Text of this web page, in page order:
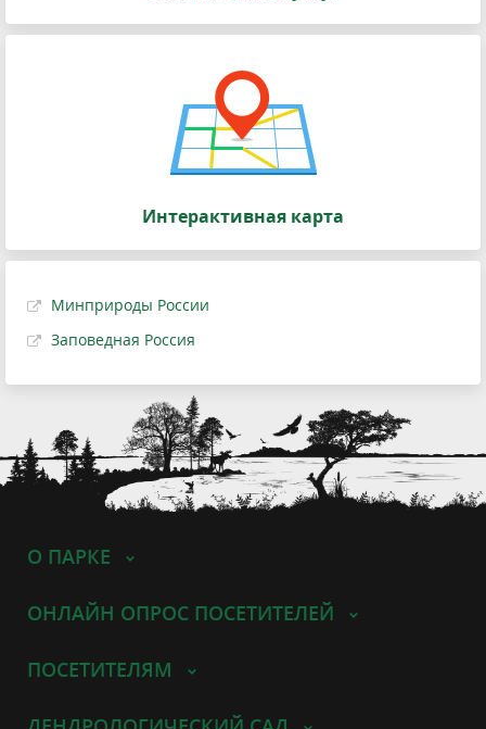
Интерактивная карта
Минприроды России
Заповедная Россия
О ПАРКЕ
ОНЛАЙН ОПРОС ПОСЕТИТЕЛЕЙ
ПОСЕТИТЕЛЯМ